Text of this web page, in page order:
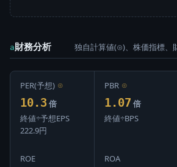
a財務分析 独自計算値(⊙)、株価指標、
PER(予想) ⊙
10.3 倍
終値÷予想EPS
222.9円
PBR ⊙
1.07 倍
終値÷BPS
ROE ROA